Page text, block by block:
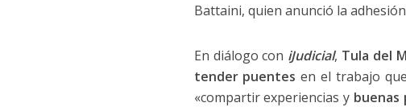
Battaini, quien anunció la
En diálogo con iJudicial, Tula del
tender puentes en el trabajo
«compartir experiencias y buenas